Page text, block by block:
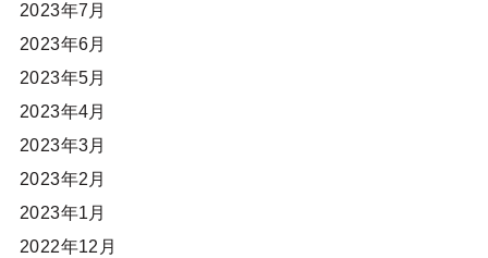
2023年7月
2023年6月
2023年5月
2023年4月
2023年3月
2023年2月
2023年1月
2022年12月